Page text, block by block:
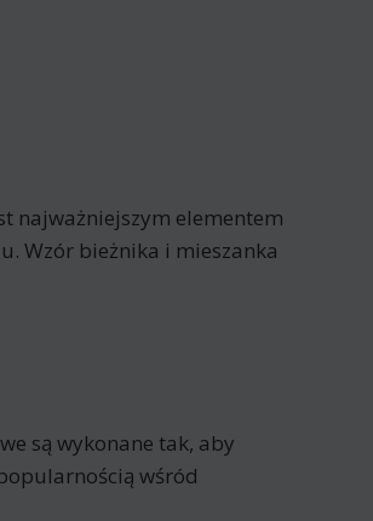
najważniejszym elementem
Wzór bieżnika i mieszanka
są wykonane tak, aby
wśród